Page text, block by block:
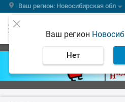
Ваш регион: Новосибирская обл
Ваш регион
Нет